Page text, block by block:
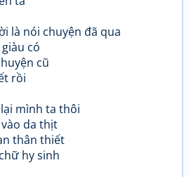
là nói chuyện đã qua
có
cũ
rồi
mình ta thôi
da thịt
thân thiết
hy sinh